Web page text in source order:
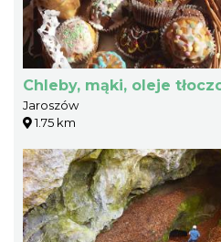
Chleby, mąki, oleje
Jaroszów
1.75 km